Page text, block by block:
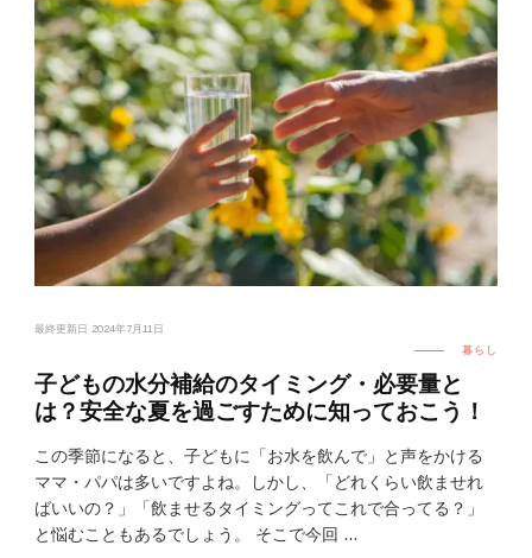
最終更新日 2024年7月11日
暮らし
子どもの水分補給のタイミング・必要量と
は？安全な夏を過ごすために知っておこう！
この季節になると、子どもに「お水を飲んで」と声をかける
ママ・パパは多いですよね。しかし、「どれくらい飲ませれ
ばいいの？」「飲ませるタイミングってこれで合ってる？」
と悩むこともあるでしょう。 そこで今回 …